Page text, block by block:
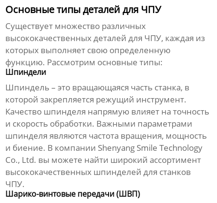
Основные типы деталей для ЧПУ
Существует множество различных
высококачественных деталей для ЧПУ, каждая из
которых выполняет свою определенную
функцию. Рассмотрим основные типы:
Шпиндели
Шпиндель – это вращающаяся часть станка, в
которой закрепляется режущий инструмент.
Качество шпинделя напрямую влияет на точность
и скорость обработки. Важными параметрами
шпинделя являются частота вращения, мощность
и биение. В компании Shenyang Smile Technology
Co., Ltd. вы можете найти широкий ассортимент
высококачественных шпинделей для станков
ЧПУ.
Шарико-винтовые передачи (ШВП)